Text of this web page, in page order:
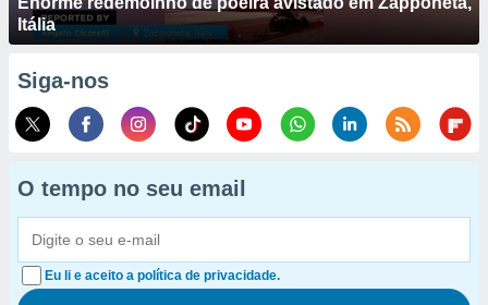
Itália
Siga-nos
O tempo no seu email
Eu li e aceito a política de privacidade.